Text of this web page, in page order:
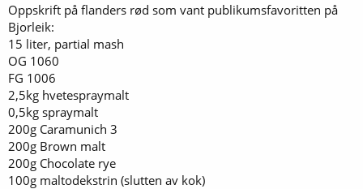
Oppskrift på flanders rød som vant publikumsfavoritten på
Bjorleik:
15 liter, partial mash
OG 1060
FG 1006
2,5kg hvetespraymalt
0,5kg spraymalt
200g Caramunich 3
200g Brown malt
200g Chocolate rye
100g maltodekstrin (slutten av kok)